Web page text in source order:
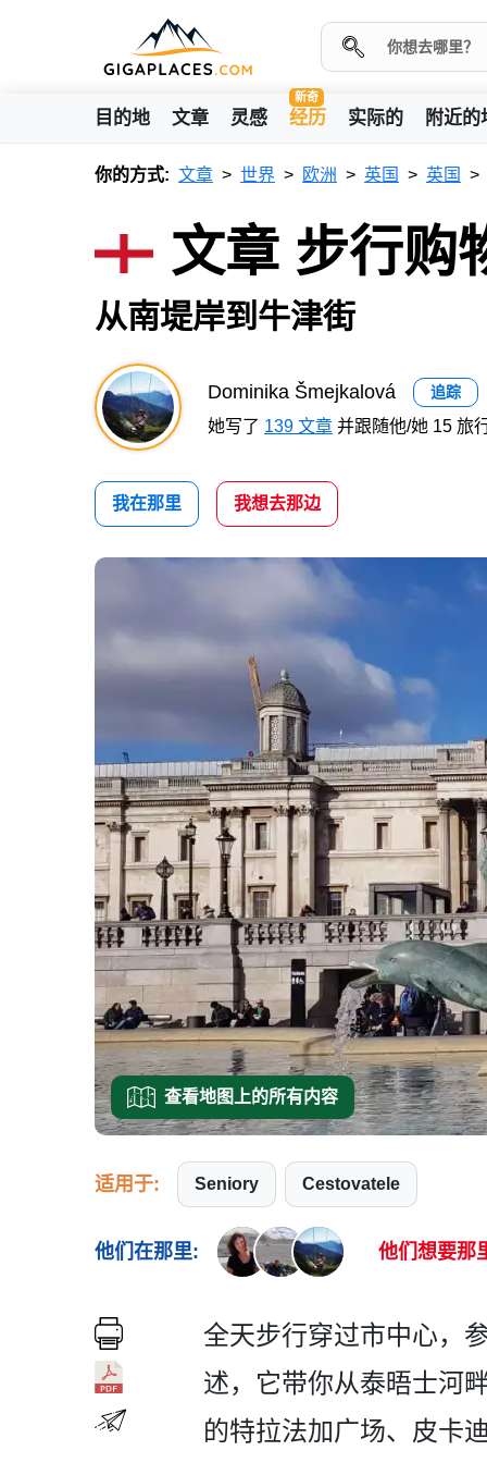
目的地 文章 灵感
新奇
经历 实际的 附近的
你的方式: 文章 世界 欧洲 英国 英国
文章 步行购
从南堤岸到牛津街
Dominika Šmejkalová 追踪
她写了 139 文章 并跟随他/她 15 旅
我在那里 我想去那边
查看地图上的所有内容
适用于: Seniory Cestovatele
他们在那里: 他们想要那
全天步行穿过市中心，
述，它带你从泰晤士河
的特拉法­加广场、皮卡